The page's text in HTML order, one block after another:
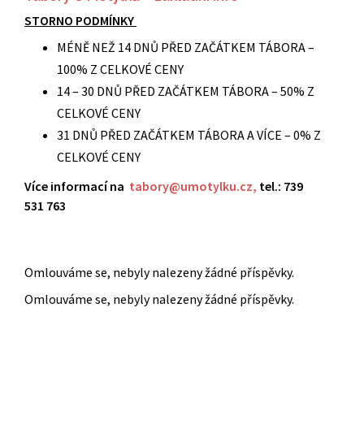
STORNO PODMÍNKY
MÉNĚ NEŽ 14 DNŮ PŘED ZAČÁTKEM TÁBORA –
100% Z CELKOVÉ CENY
14 – 30 DNŮ PŘED ZAČÁTKEM TÁBORA – 50% Z
CELKOVÉ CENY
31 DNŮ PŘED ZAČÁTKEM TÁBORA A VÍCE – 0% Z
CELKOVÉ CENY
Více informací na tabory@umotylku.cz, tel.: 739
531 763
Omlouváme se, nebyly nalezeny žádné příspěvky.
Omlouváme se, nebyly nalezeny žádné příspěvky.